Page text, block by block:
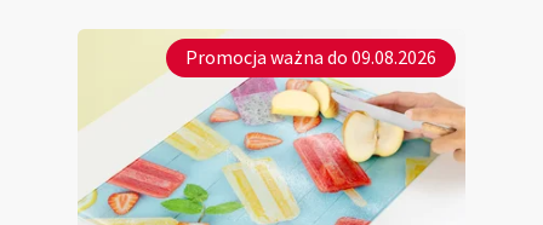
Promocja ważna do 09.08.2026